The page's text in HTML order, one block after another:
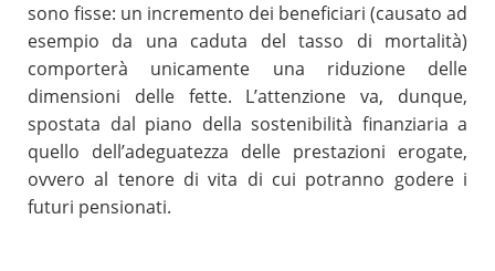
sono fisse: un incremento dei beneficiari (causato ad
esempio da una caduta del tasso di mortalità)
comporterà unicamente una riduzione delle
dimensioni delle fette. L’attenzione va, dunque,
spostata dal piano della sostenibilità finanziaria a
quello dell’adeguatezza delle prestazioni erogate,
ovvero al tenore di vita di cui potranno godere i
futuri pensionati.